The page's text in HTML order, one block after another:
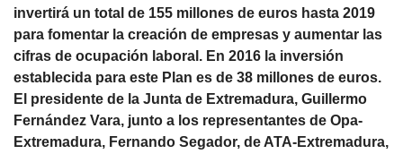
invertirá un total de 155 millones de euros hasta 2019
para fomentar la creación de empresas y aumentar las
cifras de ocupación laboral. En 2016 la inversión
establecida para este Plan es de 38 millones de euros.
El presidente de la Junta de Extremadura, Guillermo
Fernández Vara, junto a los representantes de Opa-
Extremadura, Fernando Segador, de ATA-Extremadura,